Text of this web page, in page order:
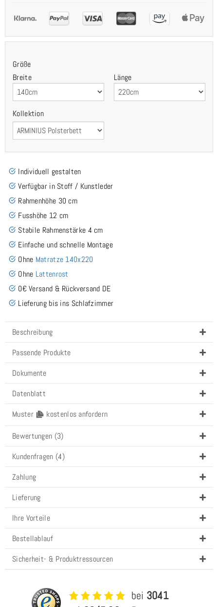
Größe
Breite
Länge
Kollektion
Individuell gestalten
Verfügbar in Stoff / Kunstleder
Rahmenhöhe 30 cm
Fusshöhe 12 cm
Stabile Rahmenstärke 4 cm
Einfache und schnelle Montage
Ohne Matratze 140x220
Ohne Lattenrost
0€ Versand & Rückversand DE
Lieferung bis ins Schlafzimmer
Beschreibung
Passende Produkte
Dokumente
Datenblatt
Muster kostenlos anfordern
Bewertungen (3)
Kundenfragen (4)
Zahlung
Lieferung
Ihre Vorteile
Bestellablauf
Sicherheit- & Produktressourcen
bei 3041